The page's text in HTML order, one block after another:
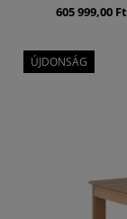
605 999,00 Ft
ÚJDONSÁG